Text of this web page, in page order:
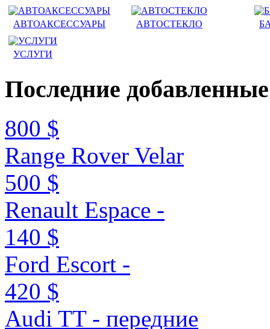
АВТОАКСЕССУАРЫ АВТОСТЕКЛО
УСЛУГИ
Последние добавленные
800 $
Range Rover Velar
500 $
Renault Espace -
140 $
Ford Escort -
420 $
Audi TT - передние